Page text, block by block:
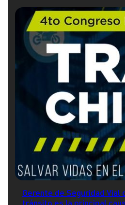
Gerente de Seguridad Vial
tránsito es la principal